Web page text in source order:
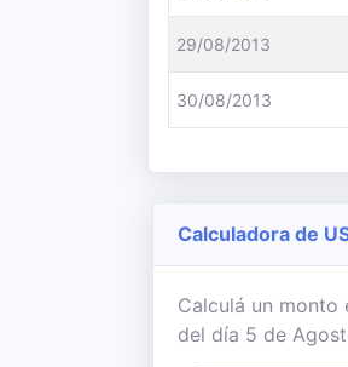
29/08/2013
30/08/2013
Calculadora de
Calculá un monto
del día 5 de